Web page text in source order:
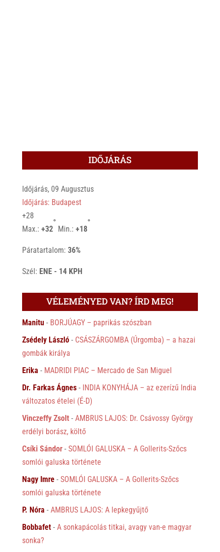
IDŐJÁRÁS
Időjárás, 09 Augusztus
Időjárás: Budapest
+28
Max.: +32
°
Min.: +18
°
Páratartalom: 36%
Szél: ENE - 14 KPH
VÉLEMÉNYED VAN? ÍRD MEG!
Manitu- BORJÚAGY – paprikás szószban
Zsédely László- CSÁSZÁRGOMBA (Úrgomba) – a hazai
gombák királya
Erika - MADRIDI PIAC – Mercado de San Miguel
Dr. Farkas Ágnes- INDIA KONYHÁJA – az ezerízű India
változatos ételei (É-D)
Vinczeffy Zsolt- AMBRUS LAJOS: Dr. Csávossy György
erdélyi borász, költő
Csíki Sándor- SOMLÓI GALUSKA – A Gollerits-Szőcs
somlói galuska története
Nagy Imre- SOMLÓI GALUSKA – A Gollerits-Szőcs
somlói galuska története
P. Nóra - AMBRUS LAJOS: A lepkegyűjtő
Bobbafet- A sonkapácolás titkai, avagy van-e magyar
sonka?